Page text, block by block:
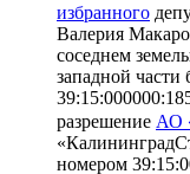
избранного
Валерия
соседнем
западной
разрешение АО
номером